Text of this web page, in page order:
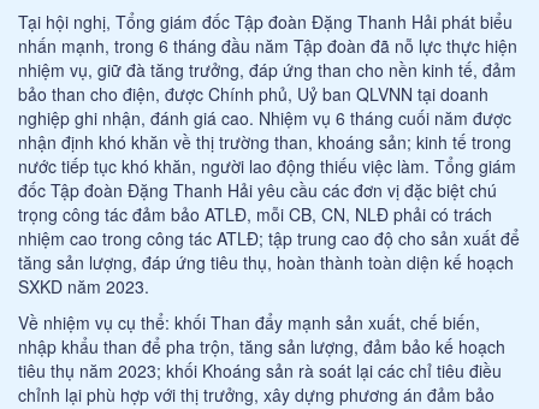
Tại hội nghị, Tổng giám đốc Tập đoàn Đặng Thanh Hải phát biểu
nhấn mạnh, trong 6 tháng đầu năm Tập đoàn đã nỗ lực thực hiện
nhiệm vụ, giữ đà tăng trưởng, đáp ứng than cho nền kinh tế, đảm
bảo than cho điện, được Chính phủ, Uỷ ban QLVNN tại doanh
nghiệp ghi nhận, đánh giá cao. Nhiệm vụ 6 tháng cuối năm được
nhận định khó khăn về thị trường than, khoáng sản; kinh tế trong
nước tiếp tục khó khăn, người lao động thiếu việc làm. Tổng giám
đốc Tập đoàn Đặng Thanh Hải yêu cầu các đơn vị đặc biệt chú
trọng công tác đảm bảo ATLĐ, mỗi CB, CN, NLĐ phải có trách
nhiệm cao trong công tác ATLĐ; tập trung cao độ cho sản xuất để
tăng sản lượng, đáp ứng tiêu thụ, hoàn thành toàn diện kế hoạch
SXKD năm 2023.
Về nhiệm vụ cụ thể: khối Than đẩy mạnh sản xuất, chế biến,
nhập khẩu than để pha trộn, tăng sản lượng, đảm bảo kế hoạch
tiêu thụ năm 2023; khối Khoáng sản rà soát lại các chỉ tiêu điều
chỉnh lại phù hợp với thị trưởng, xây dựng phương án đảm bảo